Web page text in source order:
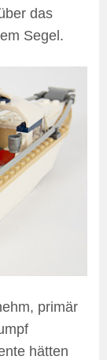
das
Segel.
primär
hätten